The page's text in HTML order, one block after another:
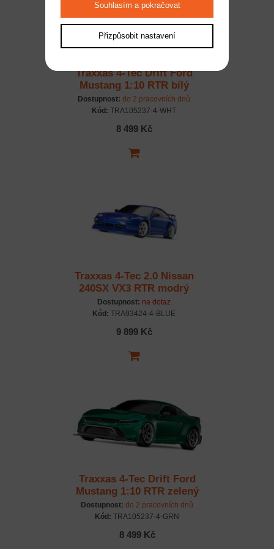
Traxxas 4-Tec Drift Ford
Mustang 1:10 RTR bílý
Dostupnost: do 2 pracovních dnů
Kód: TRA105237-4-WHT
8 499 Kč
Traxxas 4-Tec 2.0 Nissan
240SX VX3 RTR modrý
Dostupnost: na dotaz
Kód: TRA93424-4-BLUE
9 899 Kč
Traxxas 4-Tec Drift Ford
Mustang 1:10 RTR zelený
Dostupnost: do 2 pracovních dnů
Kód: TRA105237-4-GRN
8 499 Kč
Souhlasím a pokračovat
Přizpůsobit nastavení